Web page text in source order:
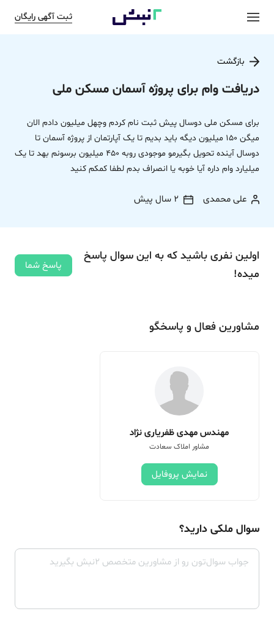
ثبت آگهی رایگان
بازگشت
دریافت وام برای پروژه آسمان مسکن ملی
برای مسکن ملی دوسال پیش ثبت نام کردم وچهل میلیون دادم الان
میگن 150 میلیون دیگه باید بدیم تا یک آپارتمان از پروژه آسمان تا
دوسال آینده تحویل بگیرمو موجودی روبه 450 میلیون برسونم بهد تا یک
میلیارد وام داره آیا خوبه یا انصراف بدم لطفا کمکم کنید
علی محمدی 2 سال پیش
اولین نفری باشید که به این سوال پاسخ
میده!
پاسخ شما
مشاورین فعال و پاسخگو
مهندس مهدی ظفریاری نژاد
مشاور املاک سعادت
نمایش پروفایل
سوال ملکی دارید؟